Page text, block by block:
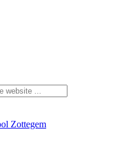
Zottegem